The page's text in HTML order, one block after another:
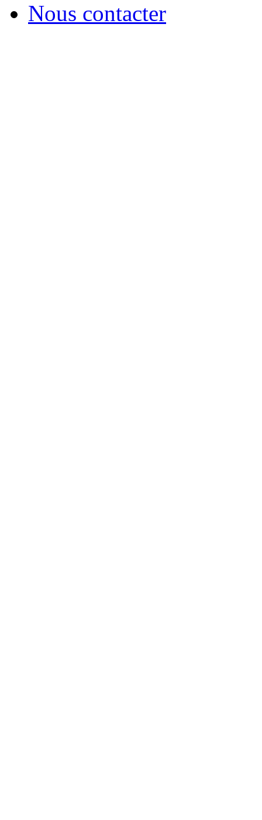
Nous contacter